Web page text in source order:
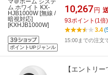
ポイントUPジャンル
HJB1000W [
10,267 円
93ポイント (1倍)
3.4
15:00までの注文
【エントリ